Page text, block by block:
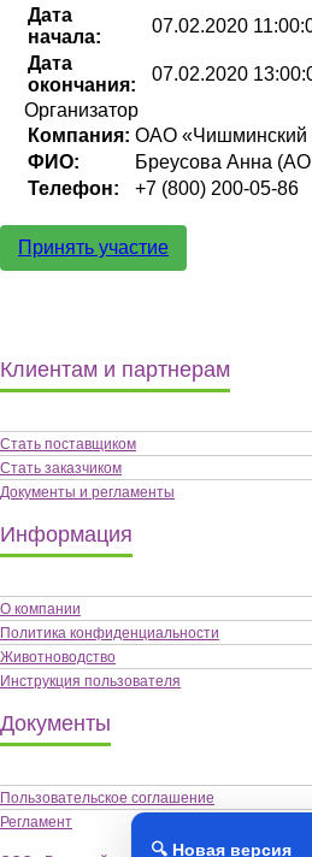
Дата
начала:
07.02.2020
Дата
окончания:
07.02.2020
Организатор
Компания: ОАО «Чишминский
ФИО:
Бреусова Анна
Телефон:
+7 (800) 200-05-86
Принять участие
Клиентам и партнерам
Стать поставщиком
Стать заказчиком
Документы и регламенты
Информация
О компании
Политика конфиденциальности
Животноводство
Инструкция пользователя
Документы
Пользовательское соглашение
Регламент
🔍 Новая версия